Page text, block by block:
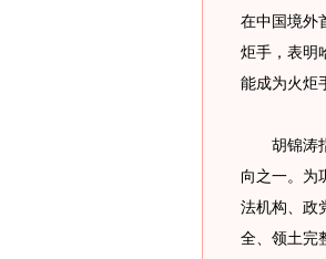
在中国境外
炬手，表明
能成为火炬
胡锦涛指
向之一。为
法机构、政
全、领土完